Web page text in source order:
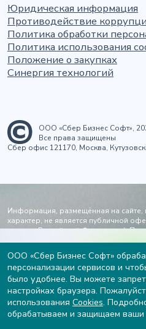
Юридическая информация
Противодействие
Политика обработки
Политика использования
Положение о закупках
Синергия технологий
ООО «Сбер Бизнес Софт»,
Все права защищены
Сбер офис 121170, Москва,
Информация, размещённая на
характер, не является публичной
кодекса Российской Федерации).
запросу черезформу заявкиили по
Возрастное ограничение 16+.
Электронная почта
info@sberbs.ru
Телефон
8 (495)
пн-пт
Узнайте вашу
внедрению ИИ и
рекомендации от
Пройти тест
ООО «Сбер Бизнес Софт»
персонализации сервисов и
было удобнее. Вы можете
настройках браузера.
использования Cookies.
обрабатываем и защищаем